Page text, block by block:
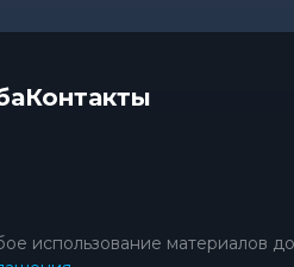
Контакты
использование материалов